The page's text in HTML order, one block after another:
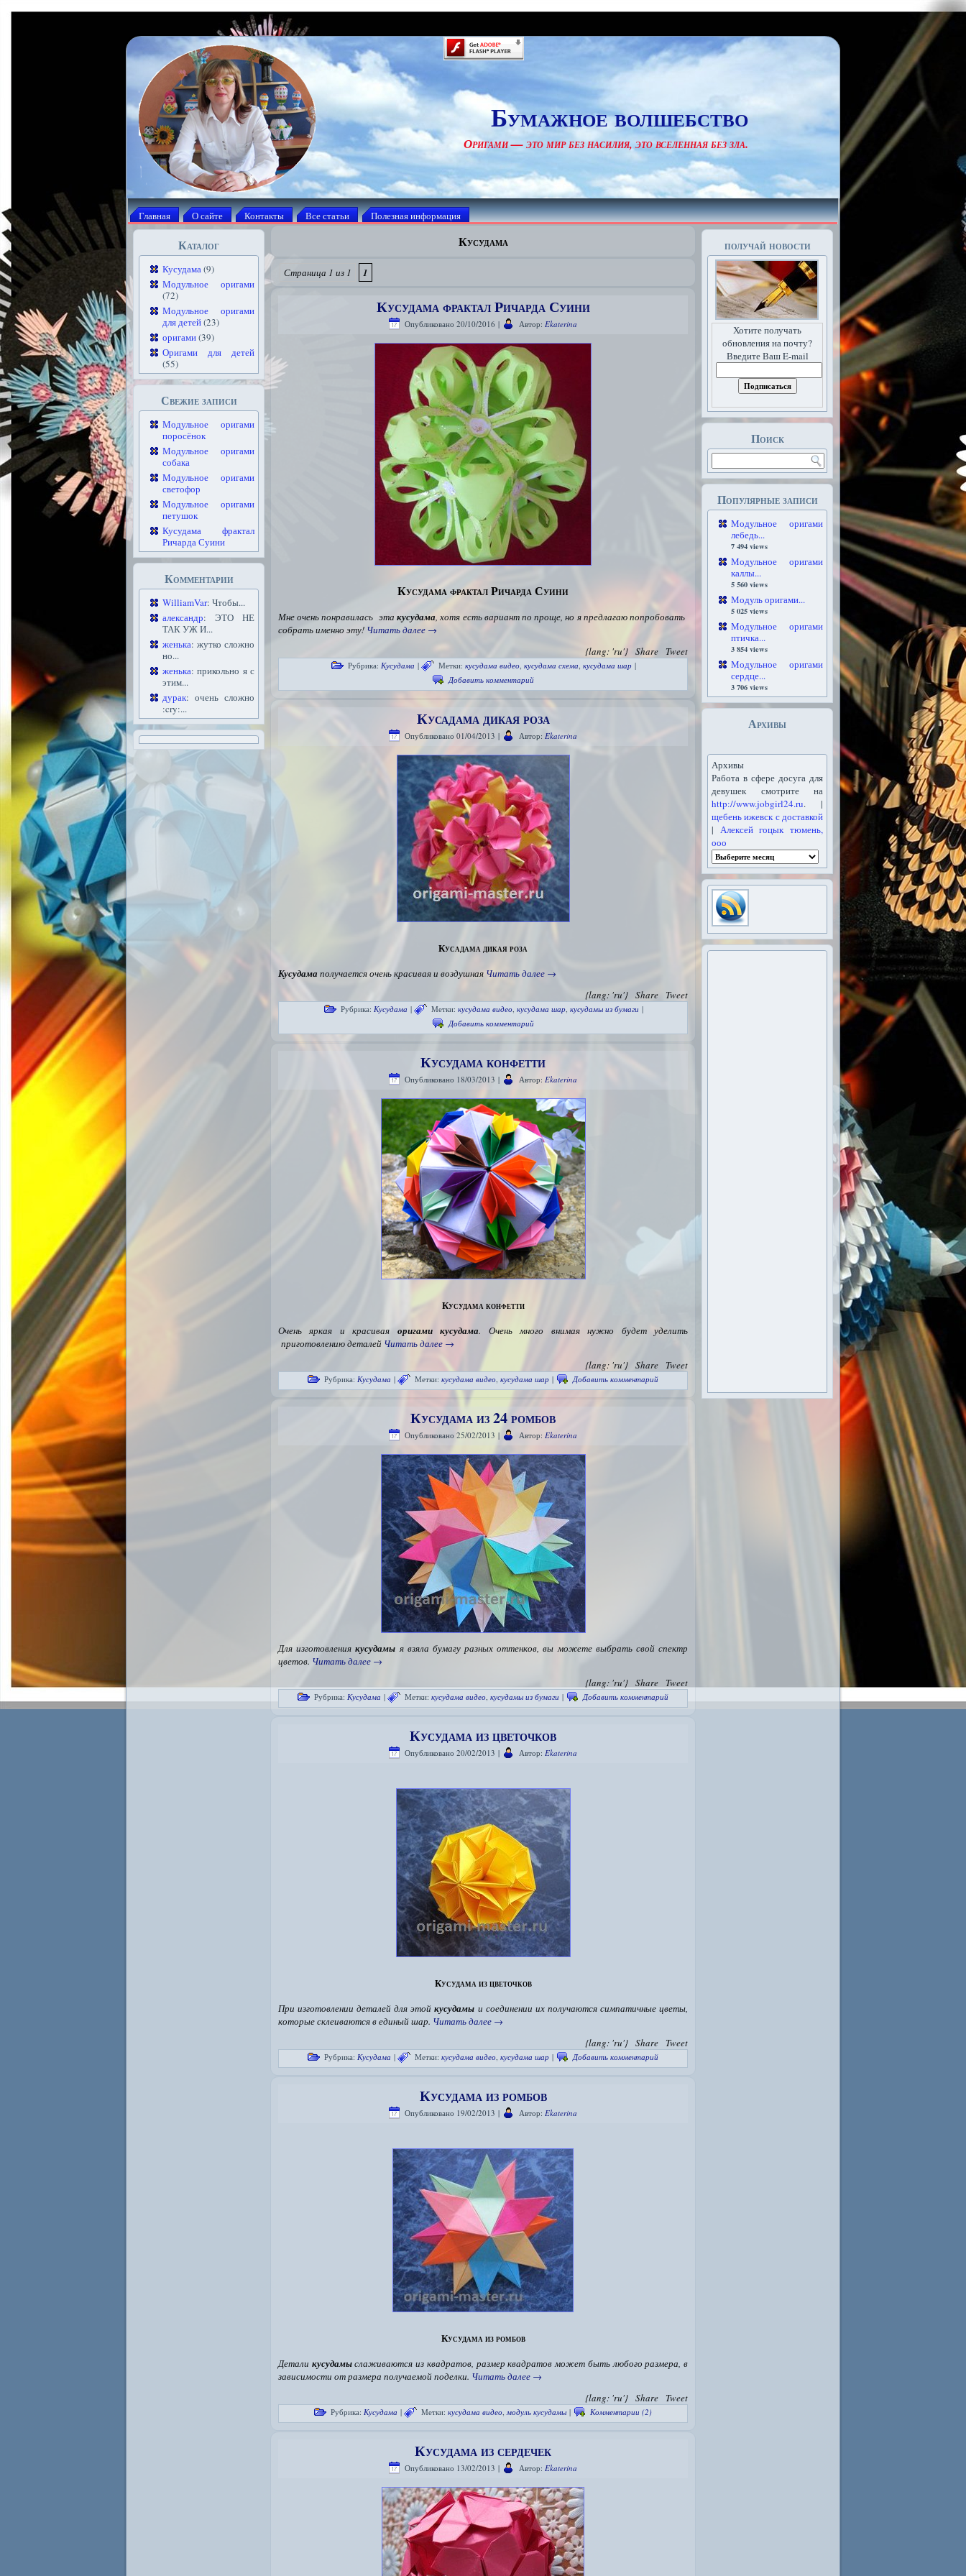
Бумажное волшебство
Оригами — это мир без насилия, это вселенная без зла.
Главная О сайте Контакты Все статьи Полезная информация
Каталог
Кусудама(9)
Модульное оригами
(72)
Модульное оригами
для детей(23)
оригами(39)
Оригами для детей
(55)
Свежие записи
Модульное оригами
поросёнок
Модульное оригами
собака
Модульное оригами
светофор
Модульное оригами
петушок
Кусудама фрактал
Ричарда Суини
Комментарии
WilliamVar: Чтобы...
александр: ЭТО НЕ
ТАК УЖ И...
женька: жутко сложно
но...
женька: прикольно я с
этим...
дурак: очень сложно
:cry:...
Кусудама
Страница 1 из 1 1
Кусудама фрактал Ричарда Суини
Опубликовано 20/10/2016 | Автор: Ekaterina
Кусудама фрактал Ричарда Суини
Мне очень понравилась этакусудама, хотя есть вариант по проще, но я предлагаю попробовать
собрать именно эту! Читать далее →
Tweet
Share
{lang: 'ru'}
Рубрика: Кусудама | Метки: кусудама видео, кусудама схема, кусудама шар |
Добавить комментарий
Кусадама дикая роза
Опубликовано 01/04/2013 | Автор: Ekaterina
Кусадама дикая роза
Кусудамаполучается очень красивая и воздушная Читать далее →
Tweet
Share
{lang: 'ru'}
Рубрика: Кусудама | Метки: кусудама видео, кусудама шар, кусудамы из бумаги |
Добавить комментарий
Кусудама конфетти
Опубликовано 18/03/2013 | Автор: Ekaterina
Кусудама конфетти
Очень яркая и красивая оригами кусудама. Очень много внимая нужно будет уделить
приготовлению деталей Читать далее →
Tweet
Share
{lang: 'ru'}
Рубрика: Кусудама | Метки: кусудама видео, кусудама шар | Добавить комментарий
Кусудама из 24 ромбов
Опубликовано 25/02/2013 | Автор: Ekaterina
Для изготовлениякусудамы я взяла бумагу разных оттенков, вы можете выбрать свой спектр
цветов. Читать далее →
Tweet
Share
{lang: 'ru'}
Рубрика: Кусудама | Метки: кусудама видео, кусудамы из бумаги | Добавить комментарий
Кусудама из цветочков
Опубликовано 20/02/2013 | Автор: Ekaterina
Кусудама из цветочков
При изготовлении деталей для этойкусудамы и соединении их получаются симпатичные цветы,
которые склеиваются в единый шар. Читать далее →
Tweet
Share
{lang: 'ru'}
Рубрика: Кусудама | Метки: кусудама видео, кусудама шар | Добавить комментарий
Кусудама из ромбов
Опубликовано 19/02/2013 | Автор: Ekaterina
Кусудама из ромбов
Детали кусудамыслаживаются из квадратов, размер квадратов может быть любого размера, в
зависимости от размера получаемой поделки. Читать далее →
Tweet
Share
{lang: 'ru'}
Рубрика: Кусудама | Метки: кусудама видео,модуль кусудамы | Комментарии (2)
Кусудама из сердечек
Опубликовано 13/02/2013 | Автор: Ekaterina
получай новости
Хотите получать
обновления на почту?
Введите Ваш E-mail
Поиск
Популярные записи
Модульное оригами
лебедь...
7 494 views
Модульное оригами
каллы...
5 560 views
Модуль оригами...
5 025 views
Модульное оригами
птичка...
3 854 views
Модульное оригами
сердце...
3 706 views
Архивы
Архивы
Работа в сфере досуга для
девушек смотрите на
http://www.jobgirl24.ru. |
щебень ижевск с доставкой
| Алексей гоцык тюмень,
ооо